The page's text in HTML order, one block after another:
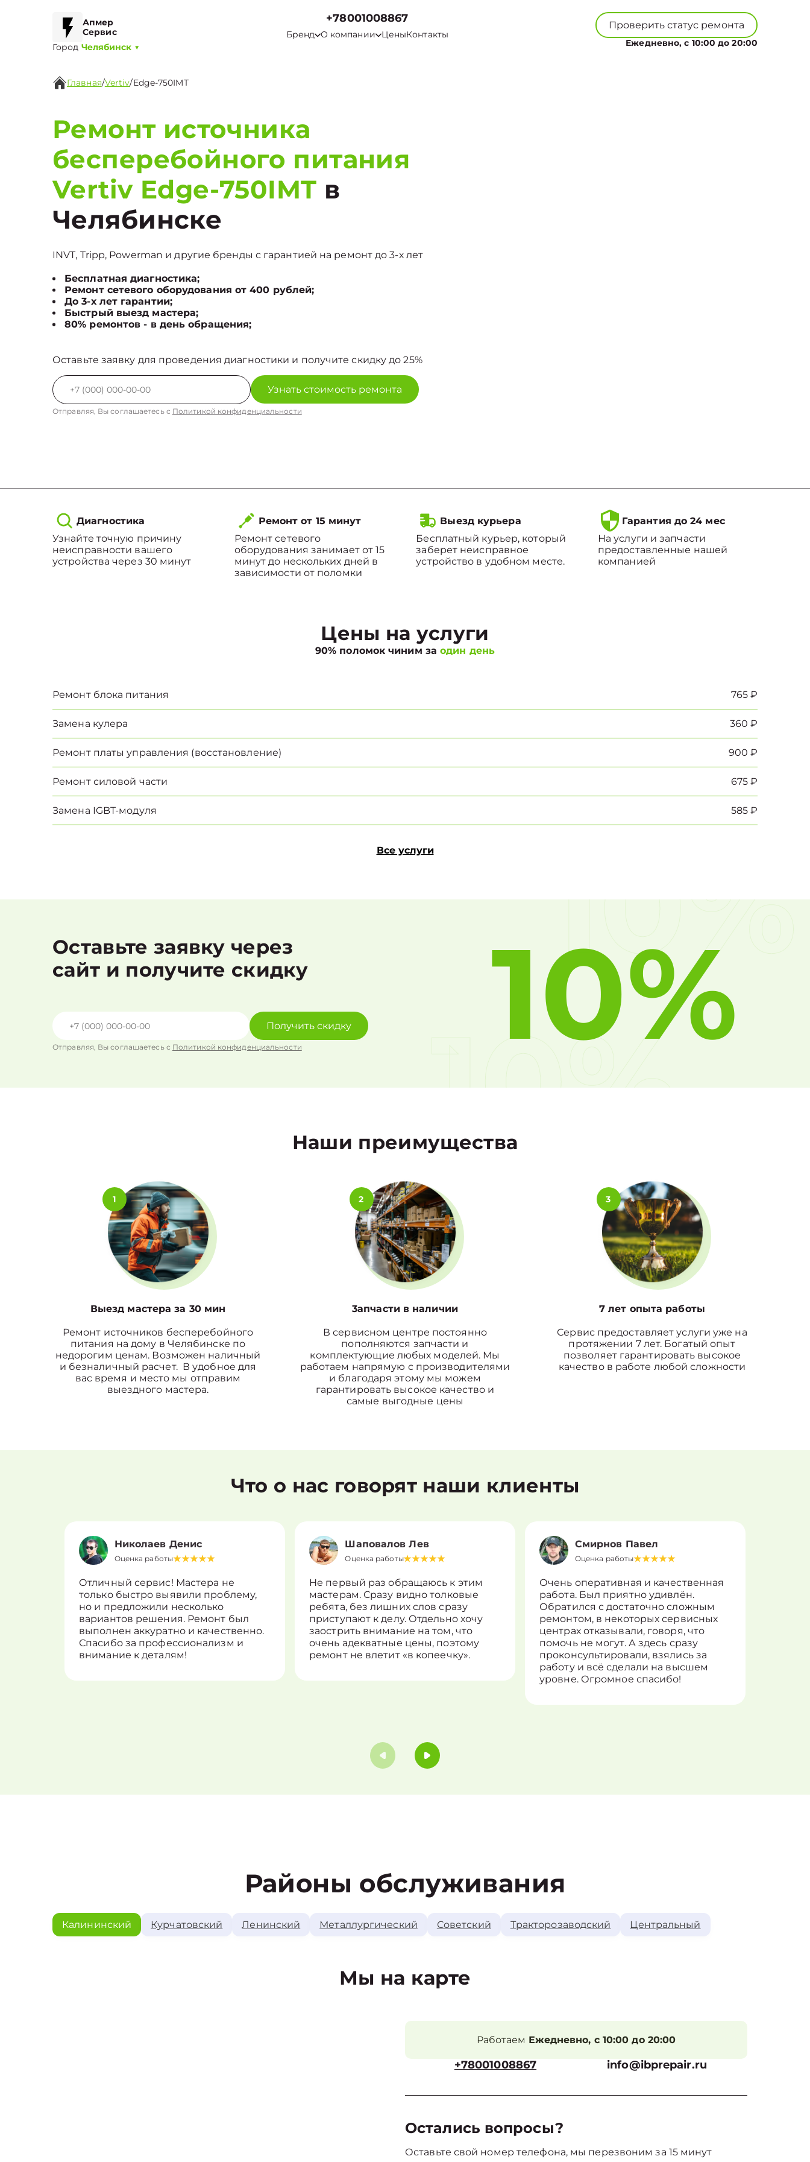
Апмер
Сервис
Город Челябинск ▼
+78001008867
Бренд О компании ЦеныКонтакты
Проверить статус ремонта
Ежедневно, с 10:00 до 20:00
Главная/Vertiv/Edge-750IMT
Ремонт источника
бесперебойного питания
Vertiv Edge-750IMT в
Челябинске
INVT, Tripp, Powerman и другие бренды с гарантией на ремонт до 3-х лет
Бесплатная диагностика;
Ремонт сетевого оборудования от 400 рублей;
До 3-х лет гарантии;
Быстрый выезд мастера;
80% ремонтов - в день обращения;
Оставьте заявку для проведения диагностики и получите скидку до 25%
Узнать стоимость ремонта
Отправляя, Вы соглашаетесь с Политикой конфиденциальности
Диагностика
Узнайте точную причину
неисправности вашего
устройства через 30 минут
Ремонт от 15 минут
Ремонт сетевого
оборудования занимает от 15
минут до нескольких дней в
зависимости от поломки
Выезд курьера
Бесплатный курьер, который
заберет неисправное
устройство в удобном месте.
Гарантия до 24 мес
На услуги и запчасти
предоставленные нашей
компанией
Цены на услуги
90% поломок чиним заодин день
Ремонт блока питания 765 ₽
Замена кулера 360 ₽
Ремонт платы управления (восстановление) 900 ₽
Ремонт силовой части 675 ₽
Замена IGBT-модуля 585 ₽
Все услуги
Оставьте заявку через
сайт и получите скидку
Получить скидку
Отправляя, Вы соглашаетесь с Политикой конфиденциальности 10%
10%
10%
Наши преимущества
1
Выезд мастера за 30 мин
Ремонт источников бесперебойного
питания на дому в Челябинске по
недорогим ценам. Возможен наличный
и безналичный расчет. В удобное для
вас время и место мы отправим
выездного мастера.
2
3апчасти в наличии
В сервисном центре постоянно
пополняются запчасти и
комплектующие любых моделей. Мы
работаем напрямую с производителями
и благодаря этому мы можем
гарантировать высокое качество и
самые выгодные цены
3
7 лет опыта работы
Сервис предоставляет услуги уже на
протяжении 7 лет. Богатый опыт
позволяет гарантировать высокое
качество в работе любой сложности
Что о нас говорят наши клиенты
Николаев Денис
Оценка работы
Отличный сервис! Мастера не
только быстро выявили проблему,
но и предложили несколько
вариантов решения. Ремонт был
выполнен аккуратно и качественно.
Спасибо за профессионализм и
внимание к деталям!
Шаповалов Лев
Оценка работы
Не первый раз обращаюсь к этим
мастерам. Сразу видно толковые
ребята, без лишних слов сразу
приступают к делу. Отдельно хочу
заострить внимание на том, что
очень адекватные цены, поэтому
ремонт не влетит «в копеечку».
Смирнов Павел
Оценка работы
Очень оперативная и качественная
работа. Был приятно удивлён.
Обратился с достаточно сложным
ремонтом, в некоторых сервисных
центрах отказывали, говоря, что
помочь не могут. А здесь сразу
проконсультировали, взялись за
работу и всё сделали на высшем
уровне. Огромное спасибо!
Районы обслуживания
Калининский Курчатовский Ленинский Металлургический Советский Тракторозаводский Центральный
Мы на карте
Работаем Ежедневно, с 10:00 до 20:00
+78001008867 info@ibprepair.ru
Остались вопросы?
Оставьте свой номер телефона, мы перезвоним за 15 минут